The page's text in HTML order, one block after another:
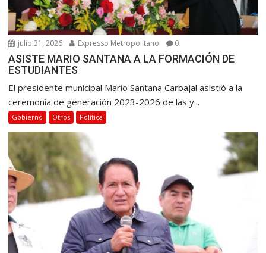
julio 31, 2026 Expresso Metropolitano 0
ASISTE MARIO SANTANA A LA FORMACIÓN DE
ESTUDIANTES
El presidente municipal Mario Santana Carbajal asistió a la
ceremonia de generación 2023-2026 de las y...
Gobierno Otros Política